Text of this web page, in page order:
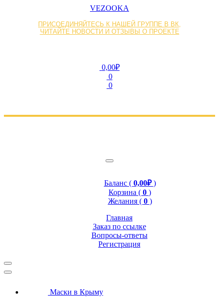
VEZOOKA
ПРИСОЕДИНЯЙТЕСЬ К НАШЕЙ ГРУППЕ В ВК,
ЧИТАЙТЕ НОВОСТИ И ОТЗЫВЫ О ПРОЕКТЕ
0,00₽
0
0
Баланс ( 0,00₽)
Корзина ( 0 )
Желания ( 0 )
Главная
Заказ по ссылке
Вопросы-ответы
Регистрация
Маски в Крыму